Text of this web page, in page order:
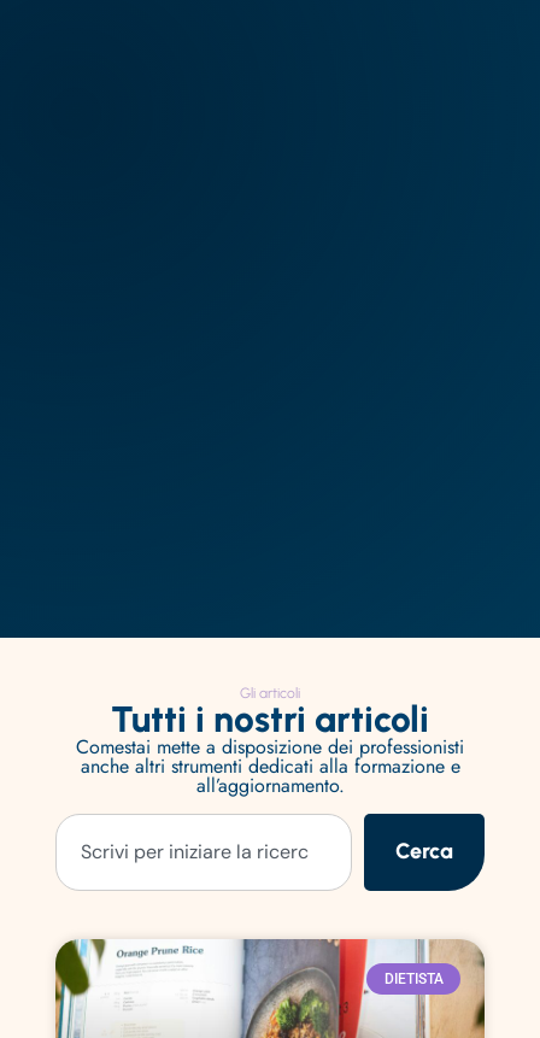
Gli articoli
Tutti i nostri articoli
Comestai mette a disposizione dei professionisti
anche altri strumenti dedicati alla formazione e
all’aggiornamento.
Cerca
DIETISTA